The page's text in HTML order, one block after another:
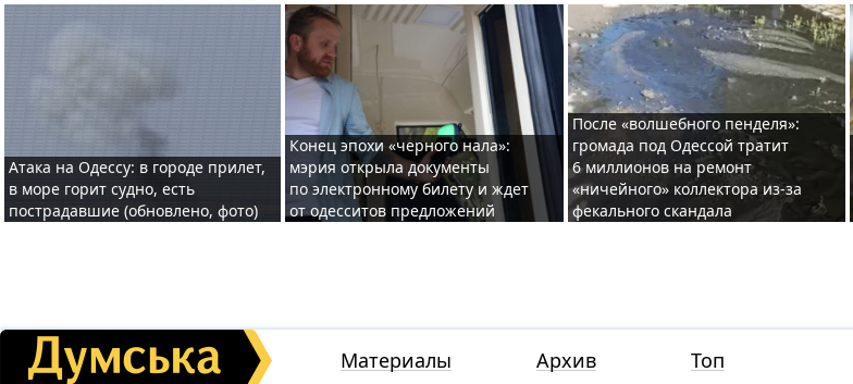
Атака на Одессу: в городе прилет,
в море горит судно, есть
пострадавшие (обновлено, фото)
Конец эпохи «черного нала»:
мэрия открыла документы
по электронному билету и ждет
от одесситов предложений
После «волшебного пенделя»:
громада под Одессой тратит
6 миллионов на ремонт
«ничейного» коллектора из-за
фекального скандала
Материалы Архив Топ